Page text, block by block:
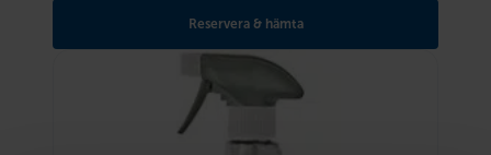
Reservera & hämta